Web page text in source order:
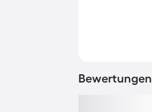
Bewertungen